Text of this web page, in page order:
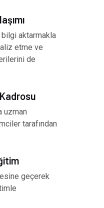
bilgi aktarmakla
etme ve
de
uzman
tarafından
geçerek